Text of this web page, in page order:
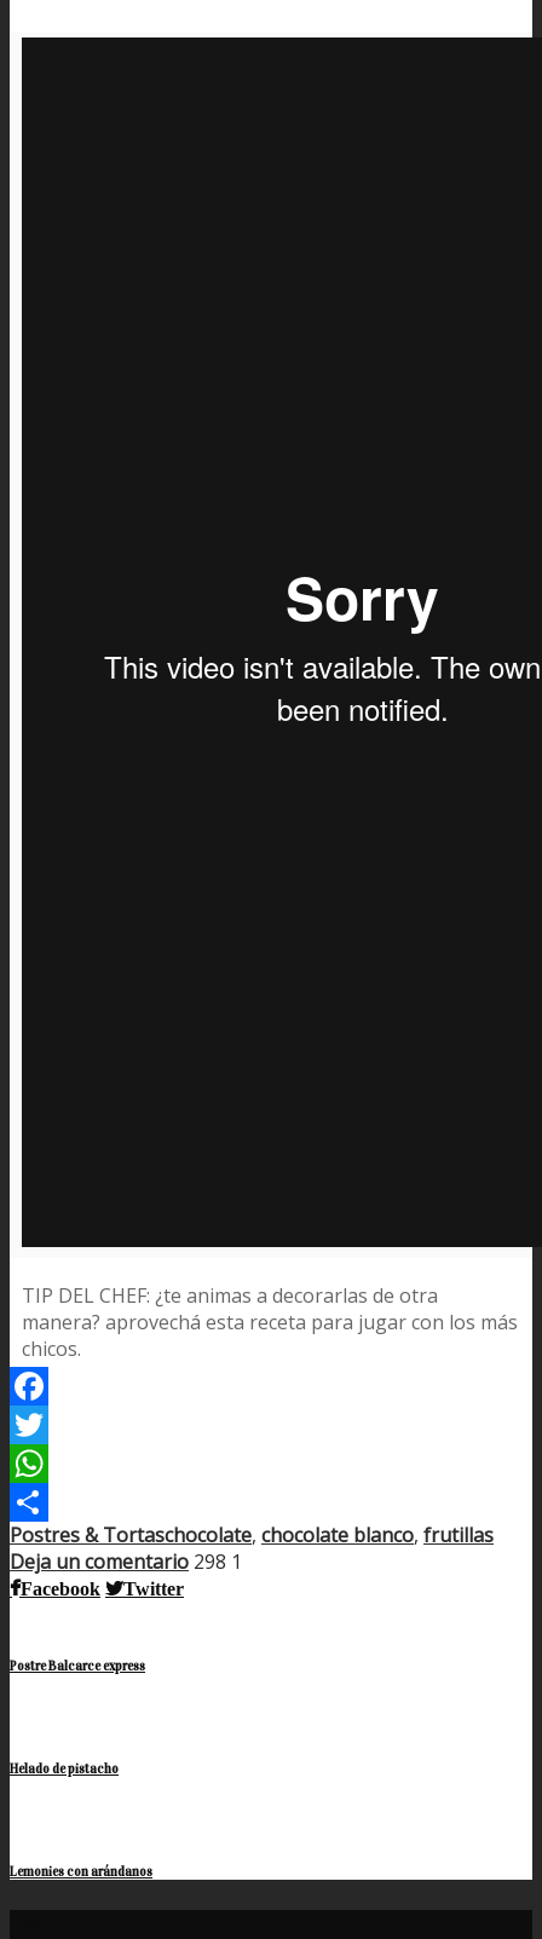
TIP DEL CHEF: ¿te animas a decorarlas de otra
manera? aprovechá esta receta para jugar con los más
chicos.
Facebook
Twitter
WhatsApp
Compartir
Postres & Tortaschocolate, chocolate blanco, frutillas
Deja un comentario 298 1
Facebook Twitter
Postre Balcarce express
Helado de pistacho
Lemonies con arándanos